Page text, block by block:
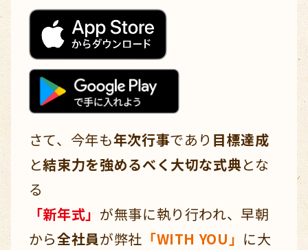
さて、今年も年次行事であり 目標達成
と結束力を強めるべく大切な式典とな
る
「新年式」 が無事に執り行われ、早朝
から全社員が弊社 「WITH YOU」 に大